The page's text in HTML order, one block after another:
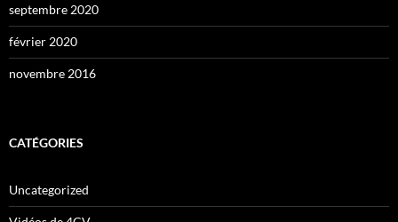
septembre 2020
février 2020
novembre 2016
CATÉGORIES
Uncategorized